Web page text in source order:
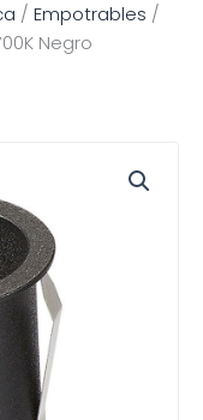
/ Empotrables /
Negro